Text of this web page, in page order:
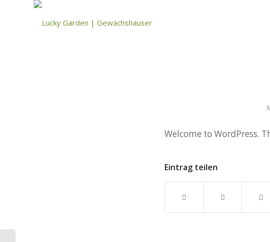
Welcome to WordPress.
Eintrag teilen